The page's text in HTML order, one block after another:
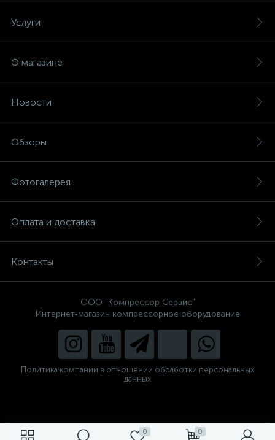
0 0
Услуги
О магазине
Новости
Обзоры
Фотогалерея
Оплата и доставка
Контакты
ООО "Компрессор Сервис"
Интернет-магазин компрессорное оборудование
Политика компании в отношении обработки персональных
данных